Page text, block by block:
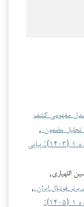
مدل مفهومی کشف
تحلیل مضمون ,
حسابداری، امور مالی و هوش محاسباتی: دوره ۲ شماره ۱ (۱۴۰۳): پیاپی
اللهياري,
فوتبال ایران ,
حسابداری، امور مالی و هوش محاسباتی: دوره ۴ شماره ۱ (۱۴۰۵):